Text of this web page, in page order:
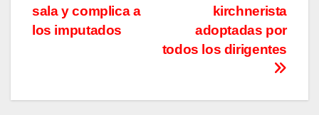
kirchnerista
adoptadas por
todos los dirigentes
sala y complica a
los imputados